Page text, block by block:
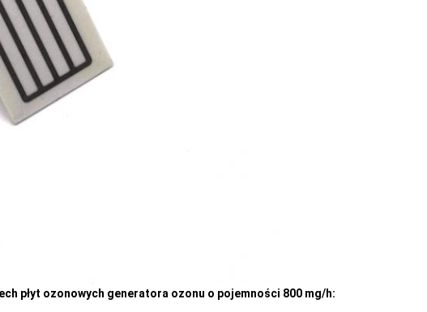
płyt ozonowych generatora ozonu o pojemności 800 mg/h: